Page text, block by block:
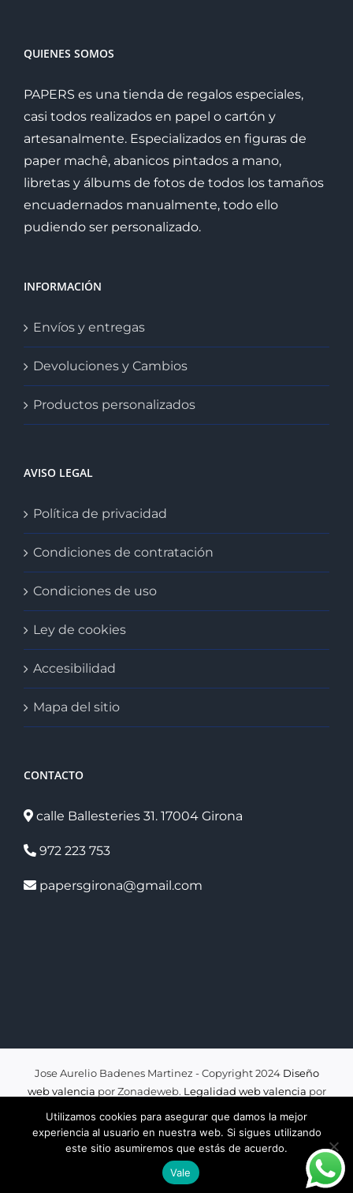
QUIENES SOMOS
PAPERS es una tienda de regalos especiales,
casi todos realizados en papel o cartón y
artesanalmente. Especializados en figuras de
paper machê, abanicos pintados a mano,
libretas y álbums de fotos de todos los tamaños
encuadernados manualmente, todo ello
pudiendo ser personalizado.
INFORMACIÓN
Envíos y entregas
Devoluciones y Cambios
Productos personalizados
AVISO LEGAL
Política de privacidad
Condiciones de contratación
Condiciones de uso
Ley de cookies
Accesibilidad
Mapa del sitio
CONTACTO
calle Ballesteries 31. 17004 Girona
972 223 753
papersgirona@gmail.com
Jose Aurelio Badenes Martinez - Copyright 2024 Diseño
web valencia por Zonadeweb. Legalidad web valencia por
Facebook
Utilizamos cookies para asegurar que damos la mejor
experiencia al usuario en nuestra web. Si sigues utilizando
este sitio asumiremos que estás de acuerdo.
Vale